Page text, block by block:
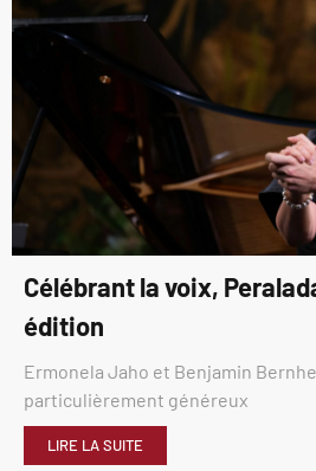
Célébrant la voix,
édition
Ermonela Jaho et Benjamin
particulièrement généreux
LIRE LA SUITE